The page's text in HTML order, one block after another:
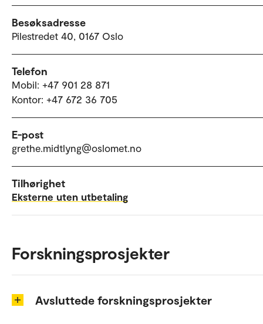
Besøksadresse
Pilestredet 40, 0167 Oslo
Telefon
Mobil: +47 901 28 871
Kontor: +47 672 36 705
E-post
grethe.midtlyng@oslomet.no
Tilhørighet
Eksterne uten utbetaling
Forskningsprosjekter
Avsluttede forskningsprosjekter